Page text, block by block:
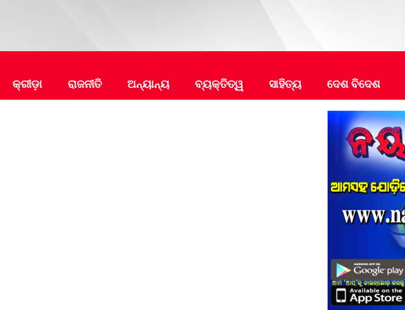
କ୍ରୀଡ଼ା ରାଜନୀତି ଅନ୍ୟାନ୍ୟ ବ୍ୟକ୍ତିତ୍ୱ ସାହିତ୍ୟ ଦେଶ ବିଦେଶ